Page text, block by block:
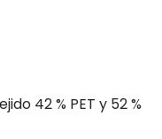
42 % PET y 52 %